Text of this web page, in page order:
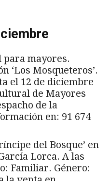
para mayores.
‘Los Mosqueteros’.
el 12 de diciembre
de Mayores
de la
en: 91 674
del Bosque’ en
Lorca. A las
Familiar. Género: